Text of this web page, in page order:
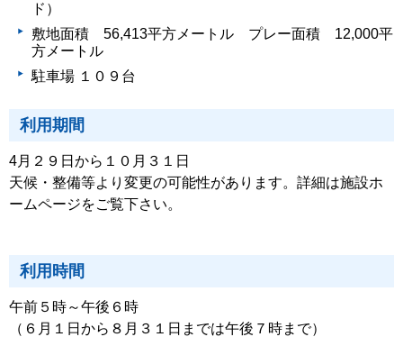
ド）
敷地面積 56,413平方メートル プレー面積 12,000平
方メートル
駐車場 １０９台
利用期間
4月２９日から１０月３１日
天候・整備等より変更の可能性があります。詳細は施設ホ
ームページをご覧下さい。
利用時間
午前５時～午後６時
（６月１日から８月３１日までは午後７時まで）